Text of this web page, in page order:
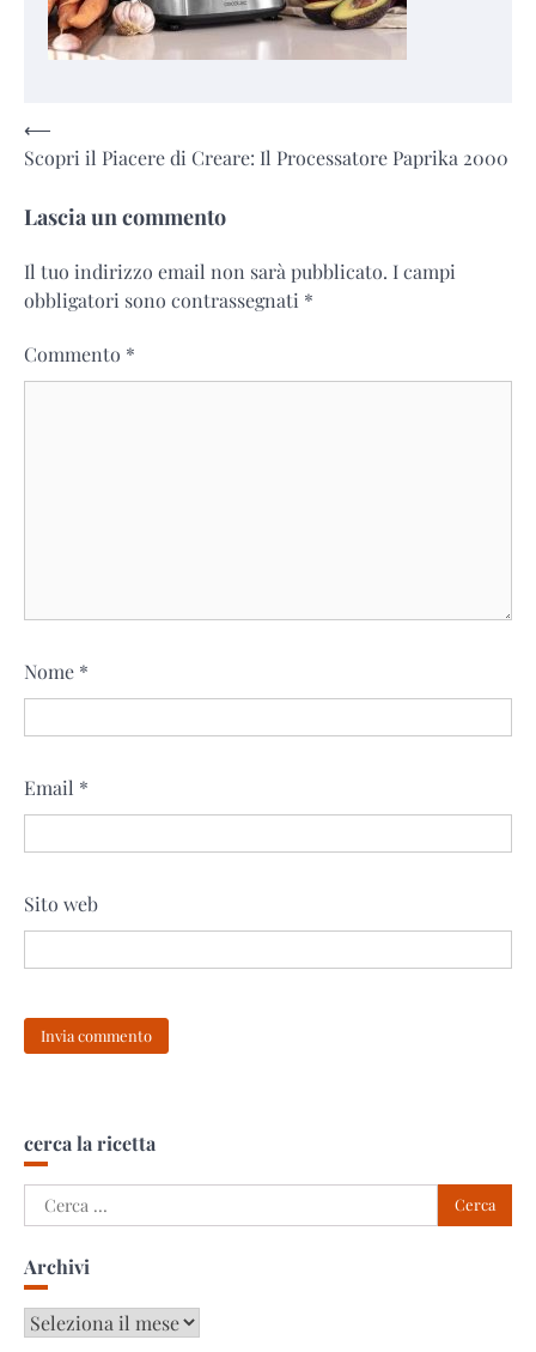
Navigazione
articoli
⟵
Scopri il Piacere di Creare: Il Processatore Paprika 2000
Lascia un commento
Il tuo indirizzo email non sarà pubblicato. I campi
obbligatori sono contrassegnati *
Commento *
Nome *
Email *
Sito web
cerca la ricetta
Ricerca
per:
Archivi
Archivi